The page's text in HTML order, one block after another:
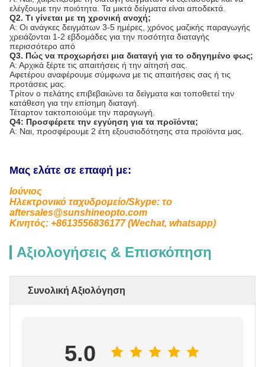
ελέγξουμε την ποιότητα. Τα μικτά δείγματα είναι αποδεκτά.
Q2. Τι γίνεται με τη χρονική ανοχή;
Α: Οι ανάγκες δειγμάτων 3-5 ημέρες, χρόνος μαζικής παραγωγής
χρειάζονται 1-2 εβδομάδες για την ποσότητα διαταγής
περισσότερο από
Q3. Πώς να προχωρήσει μια διαταγή για το οδηγημένο φως;
Α: Αρχικά ξέρτε τις απαιτήσεις ή την αίτησή σας.
Αφετέρου αναφέρουμε σύμφωνα με τις απαιτήσεις σας ή τις
προτάσεις μας.
Τρίτον ο πελάτης επιβεβαιώνει τα δείγματα και τοποθετεί την
κατάθεση για την επίσημη διαταγή.
Τέταρτον τακτοποιούμε την παραγωγή.
Q4: Προσφέρετε την εγγύηση για τα προϊόντα;
Α: Ναι, προσφέρουμε 2 έτη εξουσιοδότησης στα προϊόντα μας.
Μας ελάτε σε επαφή με:
Ιούνιος
Ηλεκτρονικό ταχυδρομείο/Skype: το
aftersales@sunshineopto.com
Κινητός: +8613556836177 (Wechat, whatsapp)
Αξιολογήσεις & Επισκόπηση
Συνολική Αξιολόγηση
5.0